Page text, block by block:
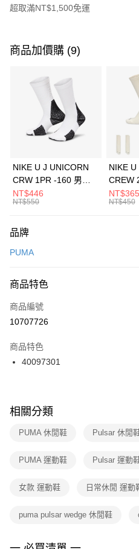
超取滿NT$1,500免運
信用卡一次付款
3 期 0 利率 每期
合作金庫商業銀行
華南商業銀行
上海商業儲蓄銀行
元大商業銀行
台灣樂天信用卡公司
Apple Pay
全盈+PAY
AFTEE先享後付
【關於「AFTEE先享後付」】
便利好安心！
３．安心：先確認商品／服務後，再付
【「AFTEE先享後付」結帳流程】
１．於結帳方式選擇「AFTEE先享後
２．訂單成立數日內，您將收到繳費通
３．收到繳費通知簡訊後14天內，點
ATM／網路銀行／等多元方式進行付款
※ 交易是否成功請以「AFTEE先享後
是否繳費成功／繳費後需取消欲退款
客戶支援中心」https://
１．透過由恩沛科技股份有限公司提
權轉讓予恩沛科技股份有限公司。
３．未成年的使用者請事先徵得法定
運送方式
每筆NT$100，滿NT$1,500(含以上
宅配
每筆NT$100，滿NT$1,500(含以上
商品加價購 (9)
NIKE U J UNICORN
CRW 1PR -160 男女
中統襪 FZ3393100
NT$446
NT$550
NIKE U
CREW
NT$365
NT$450
品牌
PUMA
商品特色
商品編號
10707726
商品特色
40097301
相關分類
PUMA 休閒鞋 Pulsar 休閒
PUMA 運動鞋 Pulsar 運動
女款 運動鞋 日常休閒 運動
puma pulsar wedge 休閒鞋